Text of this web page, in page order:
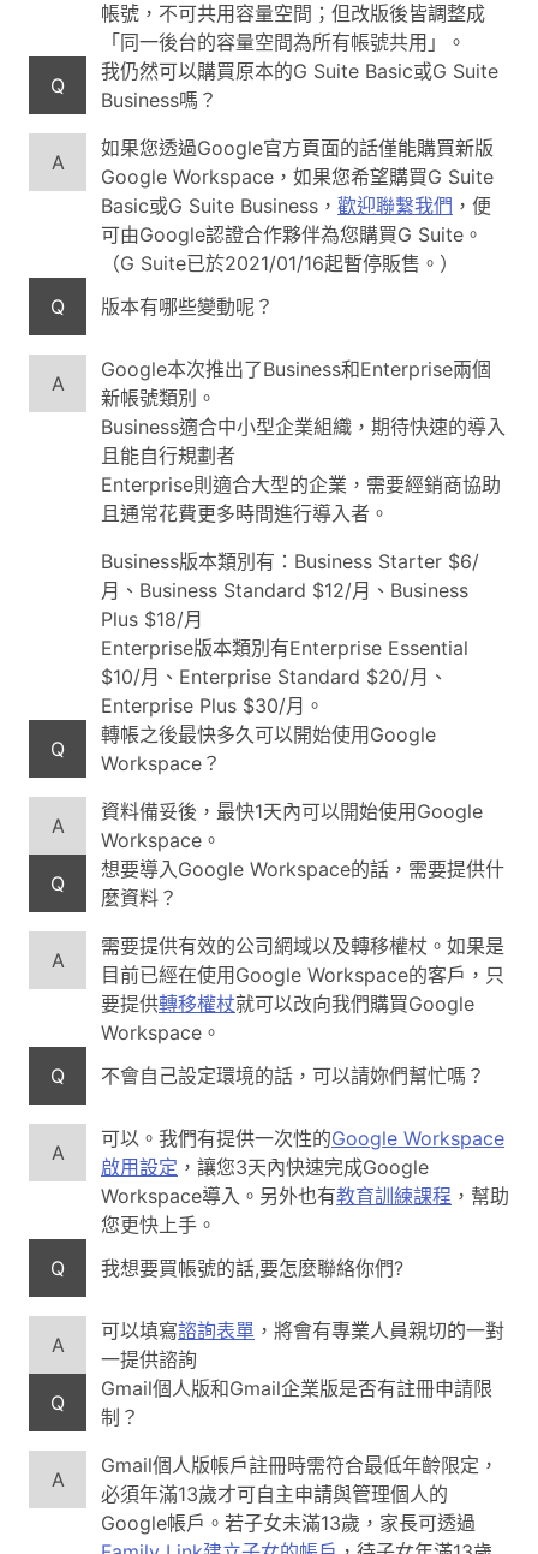
帳號，不可共用容量空間；但改版後皆調整成
「同一後台的容量空間為所有帳號共用」。
Q
我仍然可以購買原本的G Suite Basic或G Suite
Business嗎？
A
如果您透過Google官方頁面的話僅能購買新版
Google Workspace，如果您希望購買G Suite
Basic或G Suite Business， 歡迎聯繫我們 ，便
可由Google認證合作夥伴為您購買G Suite。
（G Suite已於2021/01/16起暫停販售。）
Q
版本有哪些變動呢？
A
Google本次推出了Business和Enterprise兩個
新帳號類別。
Business適合中小型企業組織，期待快速的導入
且能自行規劃者
Enterprise則適合大型的企業，需要經銷商協助
且通常花費更多時間進行導入者。
Business版本類別有：Business Starter $6/
月、Business Standard $12/月、Business
Plus $18/月
Enterprise版本類別有Enterprise Essential
$10/月、Enterprise Standard $20/月、
Enterprise Plus $30/月。
Q
轉帳之後最快多久可以開始使用Google
Workspace？
A
資料備妥後，最快1天內可以開始使用Google
Workspace。
Q
想要導入Google Workspace的話，需要提供什
麼資料？
A
需要提供有效的公司網域以及轉移權杖。如果是
目前已經在使用Google Workspace的客戶，只
要提供轉移權杖就可以改向我們購買Google
Workspace。
Q
不會自己設定環境的話，可以請妳們幫忙嗎？
A
可以。我們有提供一次性的Google Workspace
啟用設定 ，讓您3天內快速完成Google
Workspace導入。另外也有教育訓練課程 ，幫助
您更快上手。
Q
我想要買帳號的話,要怎麼聯絡你們?
A
可以填寫諮詢表單 ，將會有專業人員親切的一對
一提供諮詢
Q
Gmail個人版和Gmail企業版是否有註冊申請限
制？
A
Gmail個人版帳戶註冊時需符合最低年齡限定，
必須年滿13歲才可自主申請與管理個人的
Google帳戶。若子女未滿13歲，家長可透過